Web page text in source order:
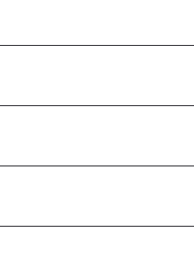
Salzburg
Tartu maakond